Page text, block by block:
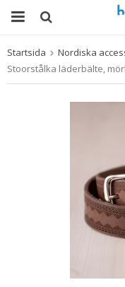
Produkten
Startsida Nordiska
Stoorstålka läderbälte,